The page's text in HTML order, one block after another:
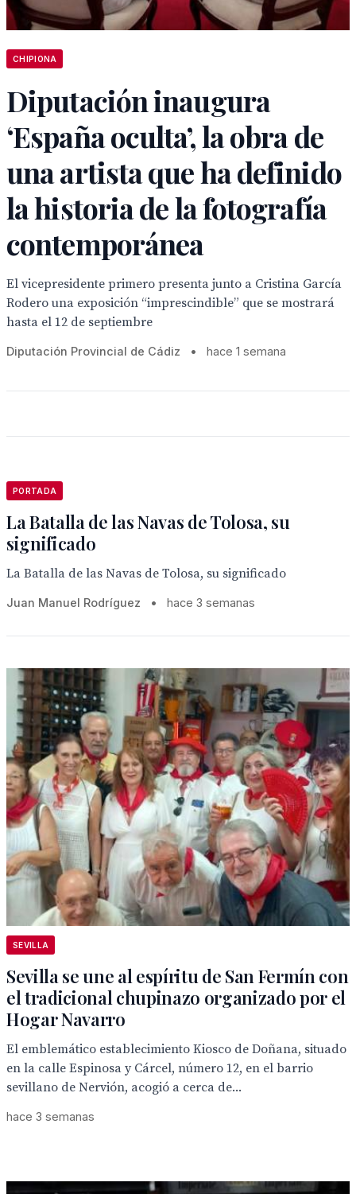
CHIPIONA
Diputación inaugura
‘España oculta’, la obra de
una artista que ha definido
la historia de la fotografía
contemporánea
El vicepresidente primero presenta junto a Cristina García
Rodero una exposición “imprescindible” que se mostrará
hasta el 12 de septiembre
Diputación Provincial de Cádiz • hace 1 semana
PORTADA
La Batalla de las Navas de Tolosa, su
significado
La Batalla de las Navas de Tolosa, su significado
Juan Manuel Rodríguez • hace 3 semanas
SEVILLA
Sevilla se une al espíritu de San Fermín con
el tradicional chupinazo organizado por el
Hogar Navarro
El emblemático establecimiento Kiosco de Doñana, situado
en la calle Espinosa y Cárcel, número 12, en el barrio
sevillano de Nervión, acogió a cerca de...
hace 3 semanas